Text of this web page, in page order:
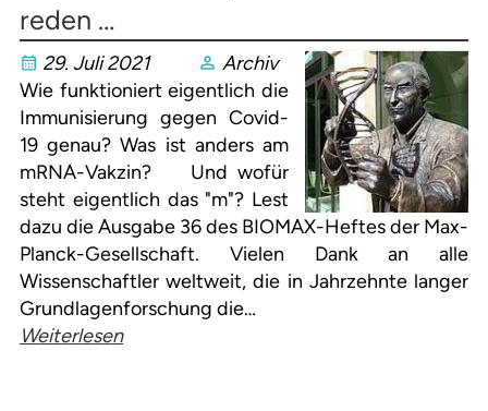
reden …
29. Juli 2021
Archiv
Wie funktioniert eigentlich die
Immunisierung gegen Covid-
19 genau? Was ist anders am
mRNA-Vakzin? Und wofür
steht eigentlich das "m"? Lest
dazu die Ausgabe 36 des BIOMAX-Heftes der Max-
Planck-Gesellschaft. Vielen Dank an alle
Wissenschaftler weltweit, die in Jahrzehnte langer
Grundlagenforschung die…
Weiterlesen